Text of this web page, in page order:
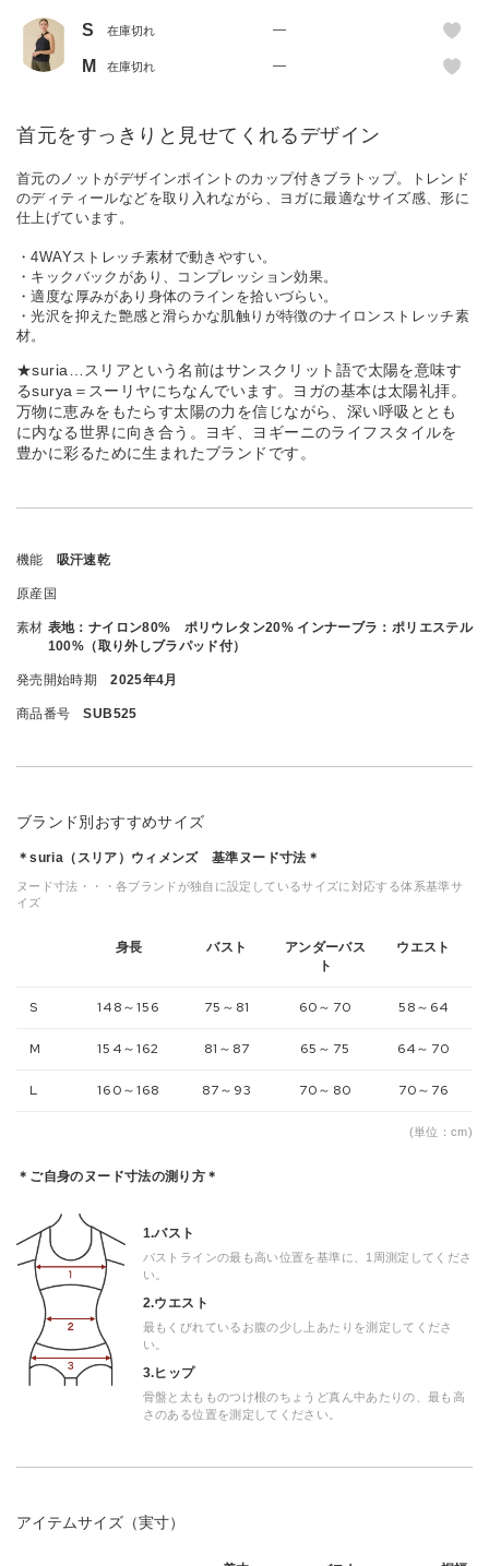
S 在庫切れ —
M 在庫切れ —
首元をすっきりと見せてくれるデザイン
首元のノットがデザインポイントのカップ付きブラトップ。トレンド
のディティールなどを取り入れながら、ヨガに最適なサイズ感、形に
仕上げています。
・4WAYストレッチ素材で動きやすい。
・キックバックがあり、コンプレッション効果。
・適度な厚みがあり身体のラインを拾いづらい。
・光沢を抑えた艶感と滑らかな肌触りが特徴のナイロンストレッチ素
材。
★suria…スリアという名前はサンスクリット語で太陽を意味す
るsurya＝スーリヤにちなんでいます。ヨガの基本は太陽礼拝。
万物に恵みをもたらす太陽の力を信じながら、深い呼吸ととも
に内なる世界に向き合う。ヨギ、ヨギーニのライフスタイルを
豊かに彩るために生まれたブランドです。
機能 吸汗速乾
原産国
素材 表地：ナイロン80% ポリウレタン20% インナーブラ：ポリエステル
100%（取り外しブラパッド付）
発売開始時期 2025年4月
商品番号 SUB525
ブランド別おすすめサイズ
＊suria（スリア）ウィメンズ 基準ヌード寸法＊
ヌード寸法・・・各ブランドが独自に設定しているサイズに対応する体系基準サ
イズ
身長 バスト
アンダーバス
ト
ウエスト
S 148～156 75～81 60～70 58～64
M 154～162 81～87 65～75 64～70
L 160～168 87～93 70～80 70～76
(単位：cm)
＊ご自身のヌード寸法の測り方＊
1.バスト
バストラインの最も高い位置を基準に、1周測定してくださ
い。
2.ウエスト
最もくびれているお腹の少し上あたりを測定してくださ
い。
3.ヒップ
骨盤と太もものつけ根のちょうど真ん中あたりの、最も高
さのある位置を測定してください。
アイテムサイズ（実寸）